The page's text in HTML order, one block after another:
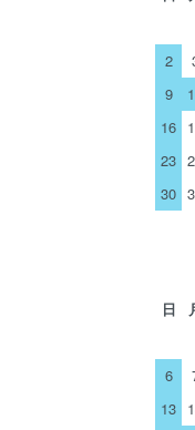
2
9
16
23
30
日
6
13